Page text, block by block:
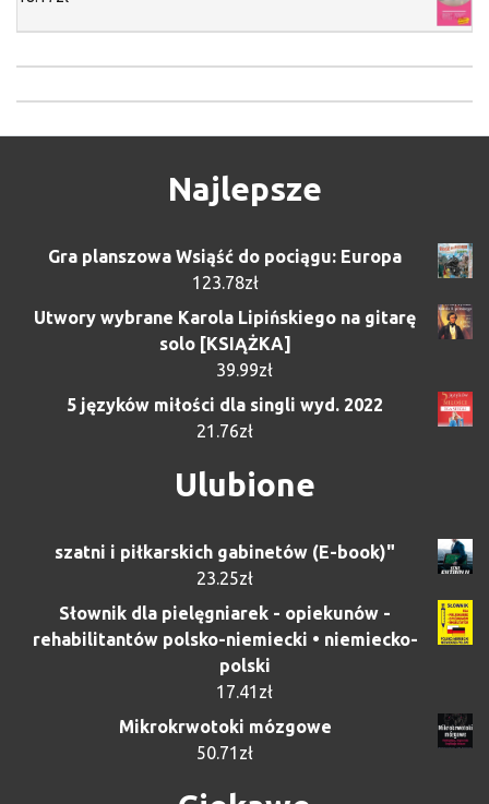
Najlepsze
Gra planszowa Wsiąść do pociągu: Europa
123.78zł
Utwory wybrane Karola Lipińskiego na gitarę
solo [KSIĄŻKA]
39.99zł
5 języków miłości dla singli wyd. 2022
21.76zł
Ulubione
szatni i piłkarskich gabinetów (E-book)"
23.25zł
Słownik dla pielęgniarek - opiekunów -
rehabilitantów polsko-niemiecki • niemiecko-
polski
17.41 zł
Mikrokrwotoki mózgowe
50.71 zł